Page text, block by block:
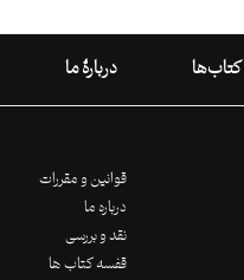
دربارۀ ما
قوانین و مقررات
درباره ما
نقد و بررسی
قفسه کتاب ها